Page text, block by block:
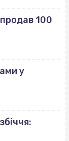
100
у